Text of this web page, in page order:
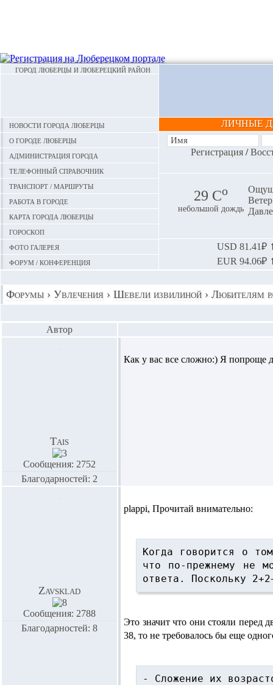
ГОРОД ЛЮБЕРЦЫ И ЛЮБЕРЕЦКИЙ РАЙОН
Новости города Люберцы
О городе Люберцы
Администрация города
Телефонный справочник
Транспорт / маршруты
Работа в городе
Карта города Люберцы
Гороскоп
Фото галерея
Форум / конференция
ЛИЧНЫЕ
Регистрация/
29 Сo
небольшой дождь
USD 81.41₽
EUR 94.06₽
Форумы › Увлечения › Шевели извилиной › Любителям
Автор
Tais
Сообщения: 2752
Благодарностей: 2
Как у вас все сложно:) Я попроще
Zavsklad
Сообщения: 2788
Благодарностей: 8
plappi, Прочитай внимательно:
Когда говорится о
что по-прежнему не
ответа. Поскольку
Это значит что они стояли перед
38, то не требовалось бы еще
- Сложение их